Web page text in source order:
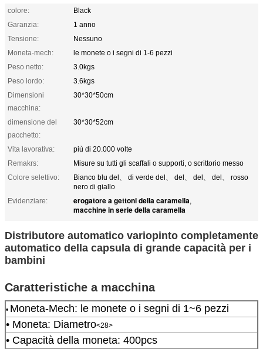
colore:
Black
Garanzia:
1 anno
Tensione:
Nessuno
Moneta-mech:
le monete o i segni di 1-6 pezzi
Peso netto:
3.0kgs
Peso lordo:
3.6kgs
Dimensioni
macchina:
30*30*50cm
dimensione del
pacchetto:
30*30*52cm
Vita lavorativa:
più di 20.000 volte
Remakrs:
Misure su tutti gli scaffali o supporti, o scrittorio messo
Colore selettivo:
Bianco blu del、 di verde del、 del、 del、 del、 rosso
nero di giallo
Evidenziare:
erogatore a gettoni della caramella,
macchine in serie della caramella
Distributore automatico variopinto completamente
automatico della capsula di grande capacità per i
bambini
Caratteristiche a macchina
• Moneta-Mech: le monete o i segni di 1~6 pezzi
• Moneta: Diametro<28>
• Capacità della moneta: 400pcs